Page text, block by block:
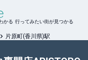
かる 行ってみたい街が見つかる
片原町(香川県)駅